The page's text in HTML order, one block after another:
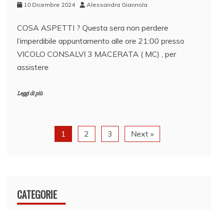
10 Dicembre 2024 Alessandra Giannola
COSA ASPETTI ? Questa sera non perdere
l’imperdibile appuntamento alle ore 21:00 presso
VICOLO CONSALVI 3 MACERATA ( MC) , per
assistere
Leggi di più
1 2 3 Next »
CATEGORIE